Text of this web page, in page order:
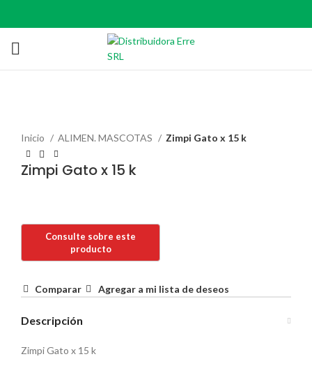
Inicio
ALIMEN. MASCOTAS Zimpi Gato x 15 k
Zimpi Gato x 15 k
Comparar Agregar a mi lista de deseos
Descripción
Zimpi Gato x 15 k